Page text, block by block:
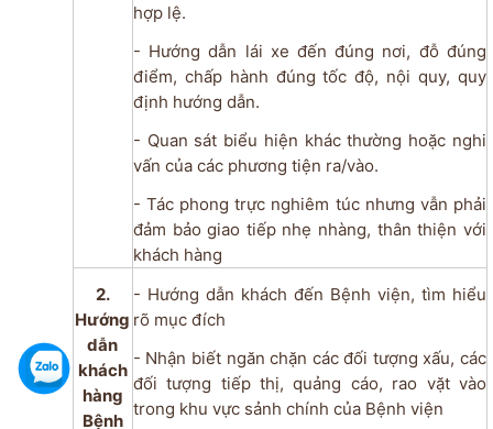
hợp lệ.
- Hướng dẫn lái xe đến đúng nơi, đỗ đúng
điểm, chấp hành đúng tốc độ, nội quy, quy
định hướng dẫn.
- Quan sát biểu hiện khác thường hoặc nghi
vấn của các phương tiện ra/vào.
- Tác phong trực nghiêm túc nhưng vẫn phải
đảm bảo giao tiếp nhẹ nhàng, thân thiện với
khách hàng
2.
Hướng
dẫn
khách
hàng
Bệnh
- Hướng dẫn khách đến Bệnh viện, tìm hiểu
rõ mục đích
- Nhận biết ngăn chặn các đối tượng xấu, các
đối tượng tiếp thị, quảng cáo, rao vặt vào
trong khu vực sảnh chính của Bệnh viện